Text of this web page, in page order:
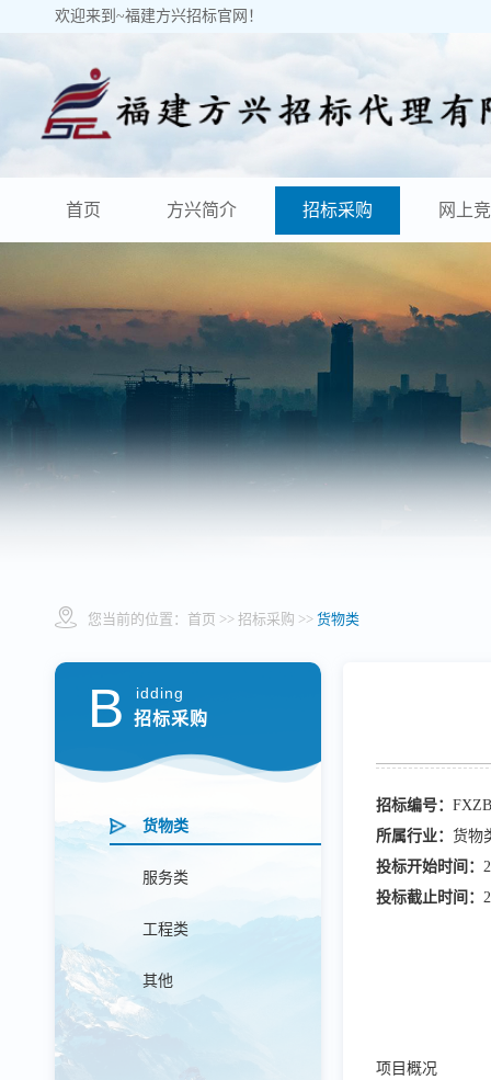
欢迎来到~福建方兴招标官网！
首页 方兴简介 招标采购 网上
您当前的位置： 首页 >> 招标采购 >> 货物类
B idding
招标采购
货物类
服务类
工程类
其他
招标编号：
所属行业： 货物
投标开始时间：
投标截止时间：
项目概况